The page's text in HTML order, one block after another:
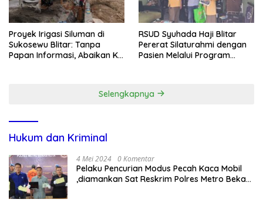
Proyek Irigasi Siluman di
Sukosewu Blitar: Tanpa
Papan Informasi, Abaikan K3,
RSUD Syuhada Haji Blitar
Pererat Silaturahmi dengan
Pasien Melalui Program
Selengkapnya
Hukum dan Kriminal
4 Mei 2024 0 Komentar
Pelaku Pencurian Modus Pecah Kaca Mobil
,diamankan Sat Reskrim Polres Metro Bekasi